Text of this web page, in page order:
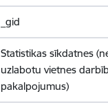
_gid
Statistikas sīkdatnes
uzlabotu vietnes
pakalpojumus)